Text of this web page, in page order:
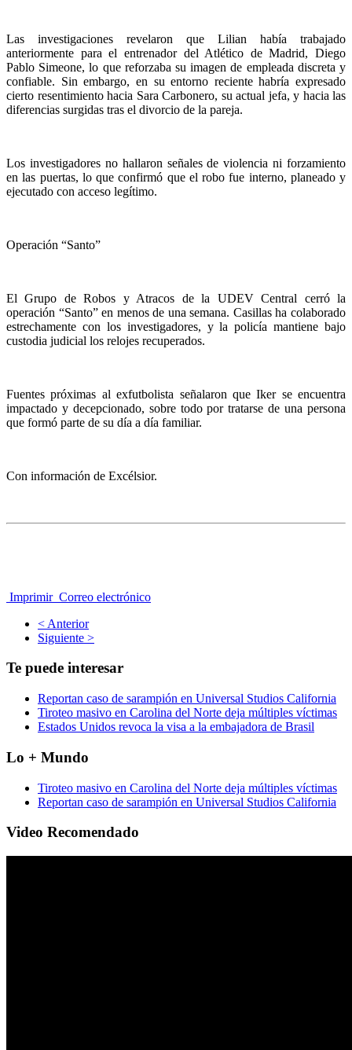
Las investigaciones revelaron que Lilian había trabajado
anteriormente para el entrenador del Atlético de Madrid, Diego
Pablo Simeone, lo que reforzaba su imagen de empleada discreta y
confiable. Sin embargo, en su entorno reciente habría expresado
cierto resentimiento hacia Sara Carbonero, su actual jefa, y hacia las
diferencias surgidas tras el divorcio de la pareja.
Los investigadores no hallaron señales de violencia ni forzamiento
en las puertas, lo que confirmó que el robo fue interno, planeado y
ejecutado con acceso legítimo.
Operación “Santo”
El Grupo de Robos y Atracos de la UDEV Central cerró la
operación “Santo” en menos de una semana. Casillas ha colaborado
estrechamente con los investigadores, y la policía mantiene bajo
custodia judicial los relojes recuperados.
Fuentes próximas al exfutbolista señalaron que Iker se encuentra
impactado y decepcionado, sobre todo por tratarse de una persona
que formó parte de su día a día familiar.
Con información de Excélsior.
Imprimir Correo electrónico
< Anterior
Siguiente >
Te puede interesar
Reportan caso de sarampión en Universal Studios California
Tiroteo masivo en Carolina del Norte deja múltiples víctimas
Estados Unidos revoca la visa a la embajadora de Brasil
Lo + Mundo
Tiroteo masivo en Carolina del Norte deja múltiples víctimas
Reportan caso de sarampión en Universal Studios California
Video Recomendado